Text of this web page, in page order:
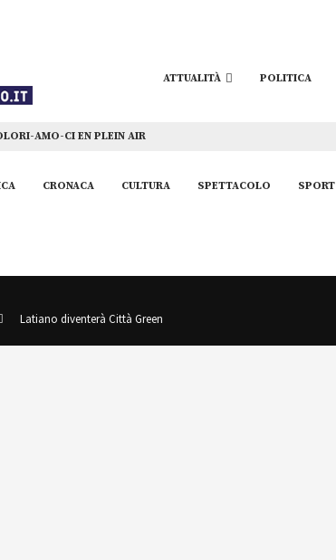
ATTUALITÀ POLITICA
AMO-CI EN PLEIN AIR
CRONACA CULTURA SPETTACOLO SPORT
Latiano diventerà Città Green